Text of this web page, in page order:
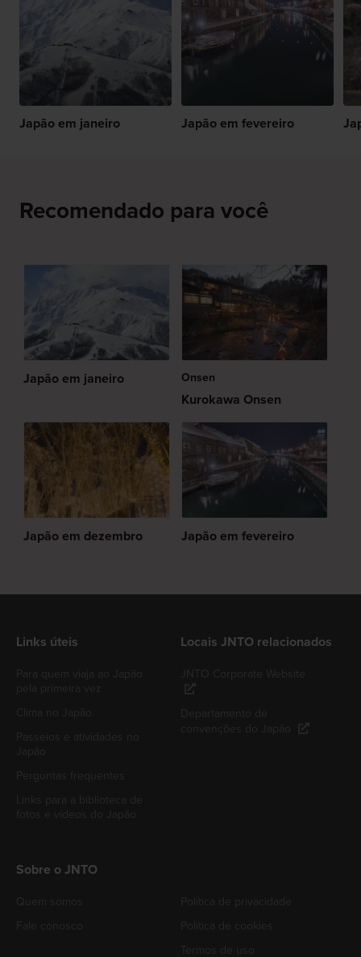
Japão em janeiro Japão em fevereiro
Recomendado para você
Japão em janeiro Onsen
Kurokawa Onsen
Japão em dezembro Japão em fevereiro
Links úteis Locais JNTO relacionados
Sobre o JNTO